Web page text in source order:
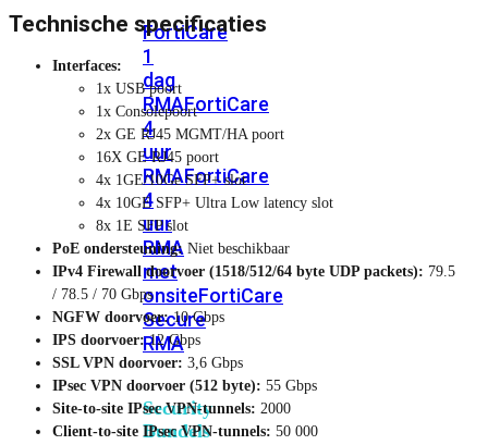
FortiCare
1
dag
RMAFortiCare
4
uur
RMAFortiCare
4
uur
RMA
met
onsiteFortiCare
Secure
RMA
Security
Bundels
Technische specificaties
Interfaces:
1x USB poort
1x Consolepoort
2x GE RJ45 MGMT/HA poort
16X GE RJ45 poort
4x 1GE/10Ge SFP+ slot
4x 10GE SFP+ Ultra Low latency slot
8x 1E SFP slot
PoE ondersteuning: Niet beschikbaar
IPv4 Firewall doorvoer (1518/512/64 byte UDP packets): 79.5
/ 78.5 / 70 Gbps
NGFW doorvoer:10 Gbps
IPS doorvoer:12 Gbps
SSL VPN doorvoer: 3,6 Gbps
IPsec VPN doorvoer (512 byte): 55 Gbps
Site-to-site IPsec VPN-tunnels: 2000
Client-to-site IPsec VPN-tunnels: 50 000